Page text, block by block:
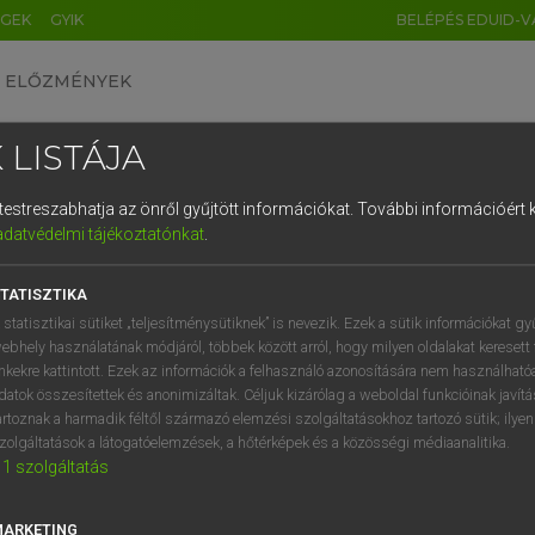
GYIK BELÉPÉS EDUID-
ELŐZMÉNYEK
egyetemes nagyszótár
VAN ELŐFIZETÉSED?
megtekintéséhez.
LISTÁJA
az önről gyűjtött információkat. További információért
tájékoztatónkat.
statisztikai sütiket „teljesítménysütiknek” is nevezik. Ezek a sütik információkat
használatának módjáról, többek között arról, hogy milyen oldalakat keresett
kattintott. Ezek az információk a felhasználó azonosítására nem
összesítettek és anonimizáltak. Céljuk kizárólag a weboldal funkcióinak
a harmadik féltől származó elemzési szolgáltatásokhoz tartozó sütik;
a látogatóelemzések, a hőtérképek és a közösségi médiaanalitika.
1 szolgáltatás
DE CN FR ES IT NL
1 2 3 4 5 6 7 8 9
q w e r t z u i
a s d f g h j k l é
í y x c v b n m , .